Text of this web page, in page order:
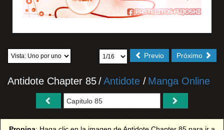
Próximo
Previo
Antidote Chapter 85/Antidote / Manga Online